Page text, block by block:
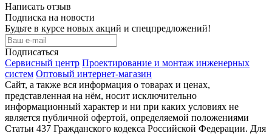
Написать отзыв
Подписка на новости
Будьте в курсе новых акций и спецпредложений!
Подписаться
Сервисный центр Проектирование и монтаж инженерных
систем Оптовый интернет-магазин
Сайт, а также вся информация о товарах и ценах,
представленная на нём, носит исключительно
информационный характер и ни при каких условиях не
является публичной офертой, определяемой положениями
Статьи 437 Гражданского кодекса Российской Федерации. Для